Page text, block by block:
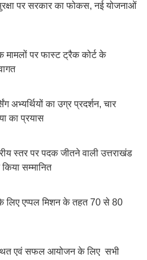
पर सरकार का फोकस, नई योजनाओं
मामलों पर फास्ट ट्रैक कोर्ट के
अभ्यर्थियों का उग्र प्रदर्शन, चार
का प्रयास
स्तर पर पदक जीतने वाली उत्तराखंड
सम्मानित
लिए एप्पल मिशन के तहत 70 से 80
एवं सफल आयोजन के लिए सभी